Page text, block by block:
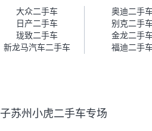
车。去之前我提前跟交接人员说
好，到了之后要当着我的面再做
一次复检，你们也安排了师傅，
服务可以，速度很快。体验下来
自营车的感觉是要比个人车好一
我协商，主动权在平台手里。”
大众二手车 奥迪二手
日产二手车
别克二手
珑致二手车
金龙二手
新龙马汽车二手车
福迪二手
苏州小虎二手车专场